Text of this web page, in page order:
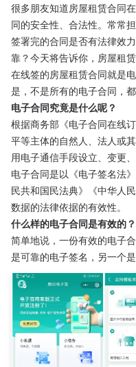
很多朋友知道房屋租赁合同
同的安全性、合法性。常常
签署完的合同是否有法律效
靠？今天将告诉你，房屋租
在线签的房屋租赁合同就是
是，不是所有的电子合同，都
电子合同究竟是什么呢？
根据商务部《电子合同在线
平等主体的自然人、法人或
用电子通信手段设立、变更
电子合同是以《电子签名法
民共和国民法典》《中华人
数据的法律依据的有效性。
什么样的电子合同是有效的？
简单地说，一份有效的电子
是可靠的电子签名，另一个